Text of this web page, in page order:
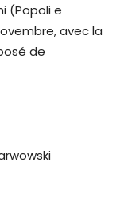
(Popoli e
avec la
de